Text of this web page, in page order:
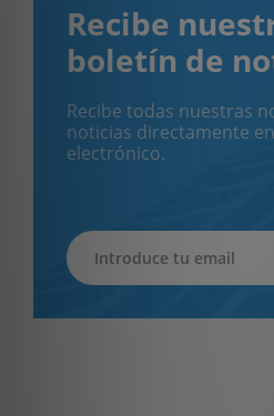
Recibe
boletín de
Recibe todas nuestras
noticias directamente
electrónico.